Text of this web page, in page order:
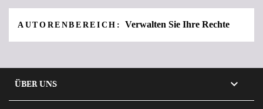
AUTORENBEREICH: Verwalten Sie Ihre Rechte
ÜBER UNS 